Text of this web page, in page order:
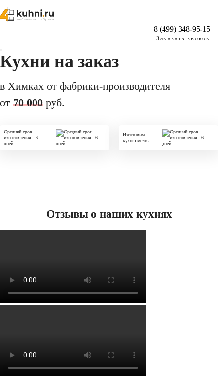
8 (499) 348-95-15
Заказать звонок
Кухни на заказ
в Химках oт фабрики-производителя
от 70 000 руб.
Средний срок
изготовления - 6
дней
Изготовим
кухню мечты
Отзывы о наших кухнях